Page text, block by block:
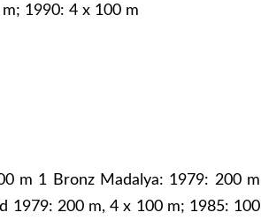
1990: 4 x 100 m
m 1 Bronz Madalya: 1979: 200 m
1979: 200 m, 4 x 100 m; 1985: 100